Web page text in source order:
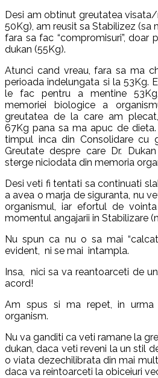
Desi am obtinut greutatea
50Kg), am reusit sa Stabilizez (sa
fara sa fac “compromisuri”, doar
dukan (55Kg).
Atunci cand vreau, fara sa ma
perioada indelungata si la 53Kg.
le fac pentru a mentine
memoriei biologice a
greutatea de la care am
67Kg pana sa ma apuc de
timpul inca din Consolidare cu
Greutate despre care Dr.
sterge niciodata din memoria
Desi veti fi tentati sa continuati
a avea o marja de siguranta, nu
organismul, iar efortul de
momentul angajarii in Stabilizare
Nu spun ca nu o sa mai
evident, ni se mai intampla.
Insa, nici sa va reantoarceti de
acord!
Am spus si ma repet, in urma
organism.
Nu va ganditi ca veti ramane la
dukan, daca veti reveni la un stil
o viata dezechilibrata din mai
daca va reintoarceti la obiceiuri